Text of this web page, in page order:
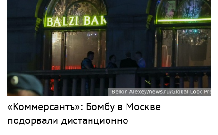
«Коммерсантъ»: Бомбу в Москве
подорвали дистанционно